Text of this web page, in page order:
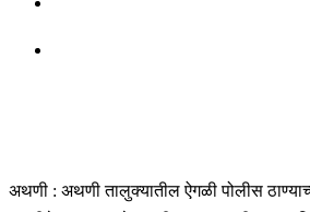
अथणी : अथणी तालुक्यातील ऐगळी पोलीस